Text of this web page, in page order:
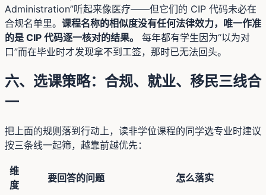
Administration”听起来像医疗——但它们的 CIP 代码未必在
合规名单里。 课程名称的相似度没有任何法律效力，唯一作准
的是 CIP 代码逐一核对的结果。
每年都有学生因为“以为对
口”而在毕业时才发现拿不到工签，那时已无法回头。
六、选课策略：合规、就业、移民三线合
一
把上面的规则落到行动上，读非学位课程的同学选专业时建议
按三条线一起筛，越靠前越优先：
维
度
要回答的问题
怎么落实